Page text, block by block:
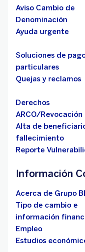
Aviso Cambio de
Denominación
Ayuda urgente
Soluciones de
particulares
Quejas y reclamos
Derechos
ARCO/Revocación
Alta de
fallecimiento
Reporte
Información
Acerca de Grupo
Tipo de cambio e
información
Empleo
Estudios